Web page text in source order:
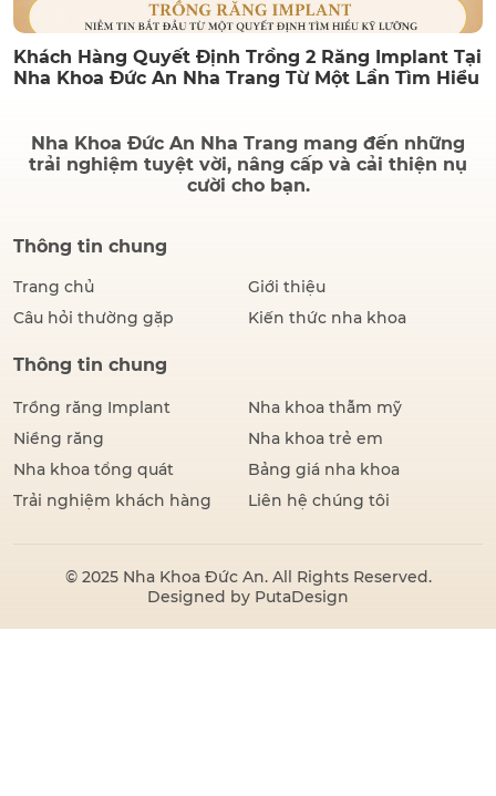
Khách Hàng Quyết Định Trồng 2 Răng Implant Tại
Nha Khoa Đức An Nha Trang Từ Một Lần Tìm Hiểu
Nha Khoa Đức An Nha Trang mang đến những
trải nghiệm tuyệt vời, nâng cấp và cải thiện nụ
cười cho bạn.
Thông tin chung
Trang chủ
Giới thiệu
Câu hỏi thường gặp
Kiến thức nha khoa
Thông tin chung
Trồng răng Implant
Nha khoa thẫm mỹ
Niềng răng
Nha khoa trẻ em
Nha khoa tổng quát
Bảng giá nha khoa
Trải nghiệm khách hàng
Liên hệ chúng tôi
© 2025 Nha Khoa Đức An. All Rights Reserved.
Designed by PutaDesign